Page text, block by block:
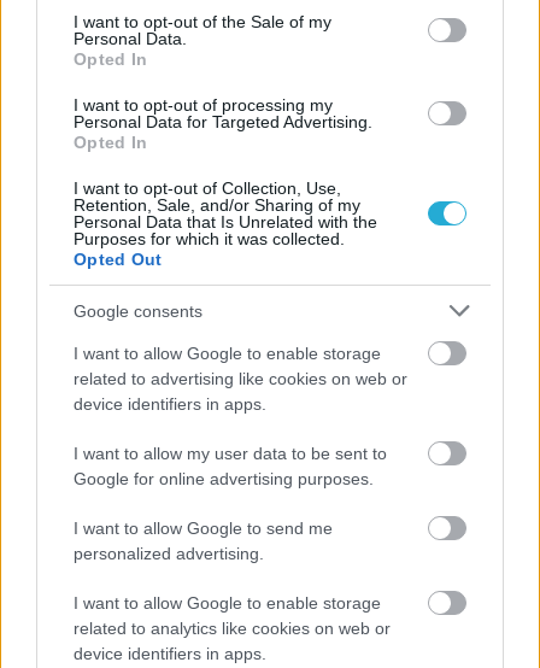
consent section.
I want to opt-out of the Sale of my
Personal Data.
Opted In
I want to opt-out of processing my
Personal Data for Targeted Advertising.
Opted In
I want to opt-out of Collection, Use,
Retention, Sale, and/or Sharing of my
Personal Data that Is Unrelated with the
Purposes for which it was collected.
Opted Out
Google consents
I want to allow Google to enable storage
related to advertising like cookies on web or
device identifiers in apps.
I want to allow my user data to be sent to
Google for online advertising purposes.
I want to allow Google to send me
personalized advertising.
I want to allow Google to enable storage
related to analytics like cookies on web or
device identifiers in apps.
Aκολουθήστε μας
παντού…